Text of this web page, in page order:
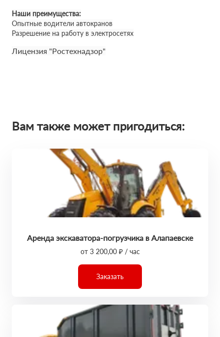
Наши преимущества:
Опытные водители автокранов
Разрешение на работу в электросетях
Лицензия "Ростехнадзор"
Вам также может пригодиться:
Аренда экскаватора-погрузчика в Алапаевске
от 3 200,00 ₽ / час
Заказать